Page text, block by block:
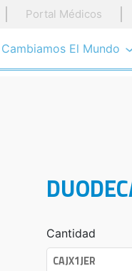
Portal Médicos
El Mundo
Cantidad